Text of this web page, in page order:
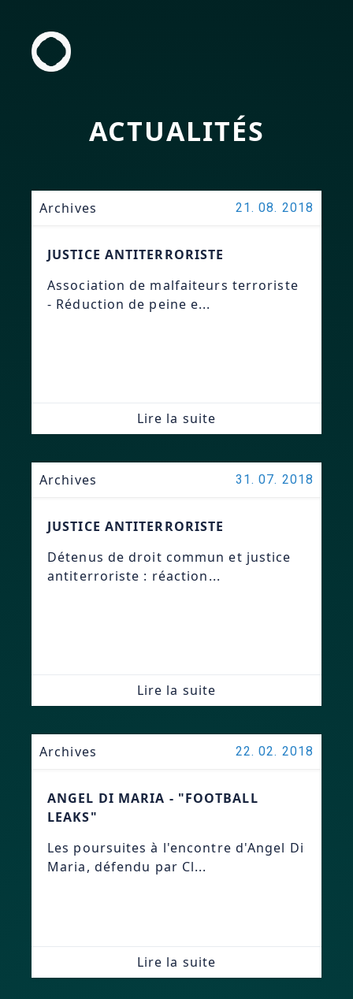
ACTUALITÉS
Archives 21. 08. 2018
JUSTICE ANTITERRORISTE
Association de malfaiteurs terroriste
- Réduction de peine e...
Lire la suite
Archives 31. 07. 2018
JUSTICE ANTITERRORISTE
Détenus de droit commun et justice
antiterroriste : réaction...
Lire la suite
Archives 22. 02. 2018
ANGEL DI MARIA - "FOOTBALL
LEAKS"
Les poursuites à l'encontre d'Angel Di
Maria, défendu par Cl...
Lire la suite